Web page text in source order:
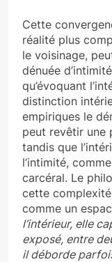
Cette
réalité plus
le voisinage,
dénuée
qu’évoquant
distinction
empiriques le
peut revêtir une
tandis que
l’intimité,
carcéral. Le
cette
comme un
l’intérieur, elle
exposé, entre
il déborde